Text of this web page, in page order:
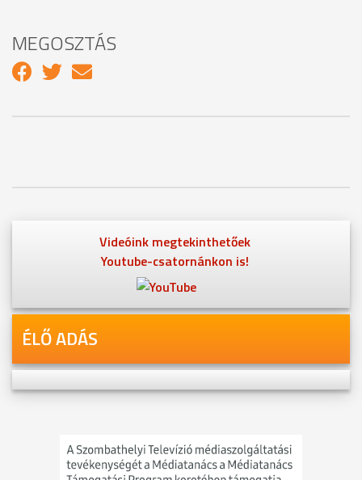
MEGOSZTÁS
Videóink megtekinthetőek
Youtube-csatornánkon is!
ÉLŐ ADÁS